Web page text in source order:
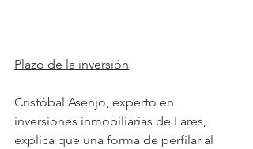
Plazo de la inversión
Cristóbal Asenjo, experto en
inversiones inmobiliarias de Lares,
explica que una forma de perfilar al